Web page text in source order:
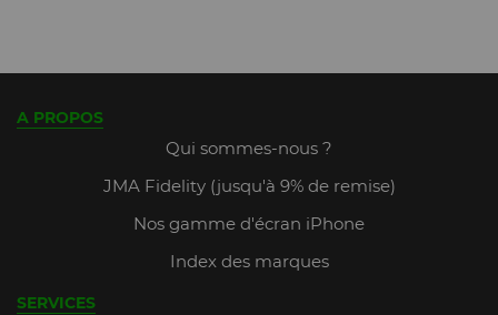
A PROPOS
Qui sommes-nous ?
JMA Fidelity (jusqu'à 9% de remise)
Nos gamme d'écran iPhone
Index des marques
SERVICES